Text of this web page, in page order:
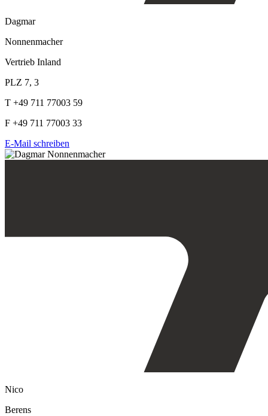
Dagmar
Nonnenmacher
Vertrieb Inland
PLZ 7, 3
T +49 711 77003 59
F +49 711 77003 33
E-Mail schreiben
Nico
Berens